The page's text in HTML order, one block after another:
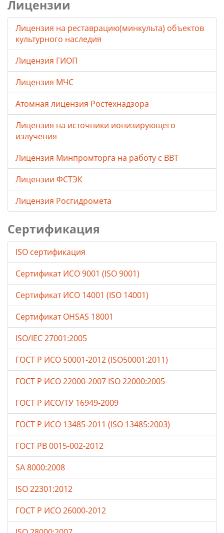
Лицензии
Лицензия на реставрацию(минкульта) объектов
культурного наследия
Лицензия ГИОП
Лицензия МЧС
Атомная лицензия Ростехнадзора
Лицензия на источники ионизирующего
излучения
Лицензия Минпромторга на работу с ВВТ
Лицензии ФСТЭК
Лицензия Росгидромета
Сертификация
ISO сертификация
Сертификат ИСО 9001 (ISO 9001)
Сертификат ИСО 14001 (ISO 14001)
Сертификат OHSAS 18001
ISO/IEC 27001:2005
ГОСТ Р ИСО 50001-2012 (ISO50001:2011)
ГОСТ Р ИСО 22000-2007 ISO 22000:2005
ГОСТ Р ИСО/ТУ 16949-2009
ГОСТ Р ИСО 13485-2011 (ISO 13485:2003)
ГОСТ РВ 0015-002-2012
SA 8000:2008
ISO 22301:2012
ГОСТ Р ИСО 26000-2012